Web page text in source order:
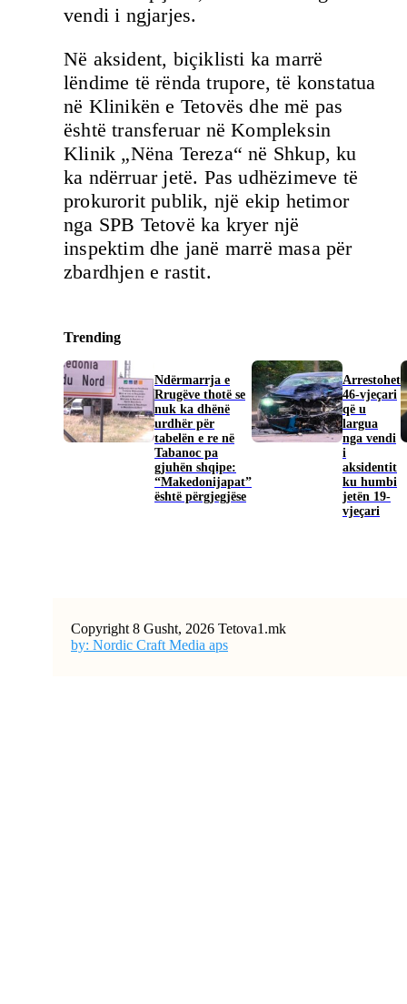
vendi i ngjarjes.
Në aksident, biçiklisti ka marrë
lëndime të rënda trupore, të konstatua
në Klinikën e Tetovës dhe më pas
është transferuar në Kompleksin
Klinik „Nëna Tereza“ në Shkup, ku
ka ndërruar jetë. Pas udhëzimeve të
prokurorit publik, një ekip hetimor
nga SPB Tetovë ka kryer një
inspektim dhe janë marrë masa për
zbardhjen e rastit.
Trending
Ndërmarrja e
Rrugëve thotë se
nuk ka dhënë
urdhër për
tabelën e re në
Tabanoc pa
gjuhën shqipe:
“Makedonijapat”
është përgjegjëse
Arrestohet
46-vjeçari
që u
largua
nga vendi
i
aksidentit
ku humbi
jetën 19-
vjeçari
Copyright 8 Gusht, 2026 Tetova1.mk
by: Nordic Craft Media aps